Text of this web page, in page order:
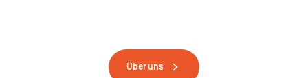
Über uns